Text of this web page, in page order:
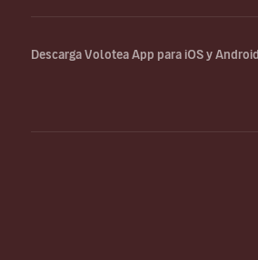
Descarga Volotea App para iOS y Android